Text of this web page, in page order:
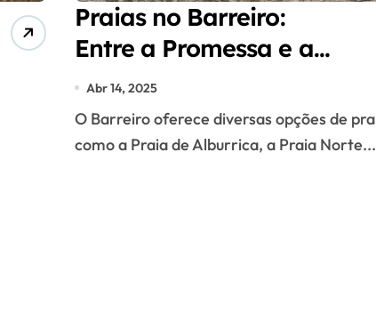
Praias no Barreiro:
Entre a Promessa e a
Preservação
Abr 14, 2025
O Barreiro oferece diversas opções de praias,
como a Praia de Alburrica, a Praia Norte...